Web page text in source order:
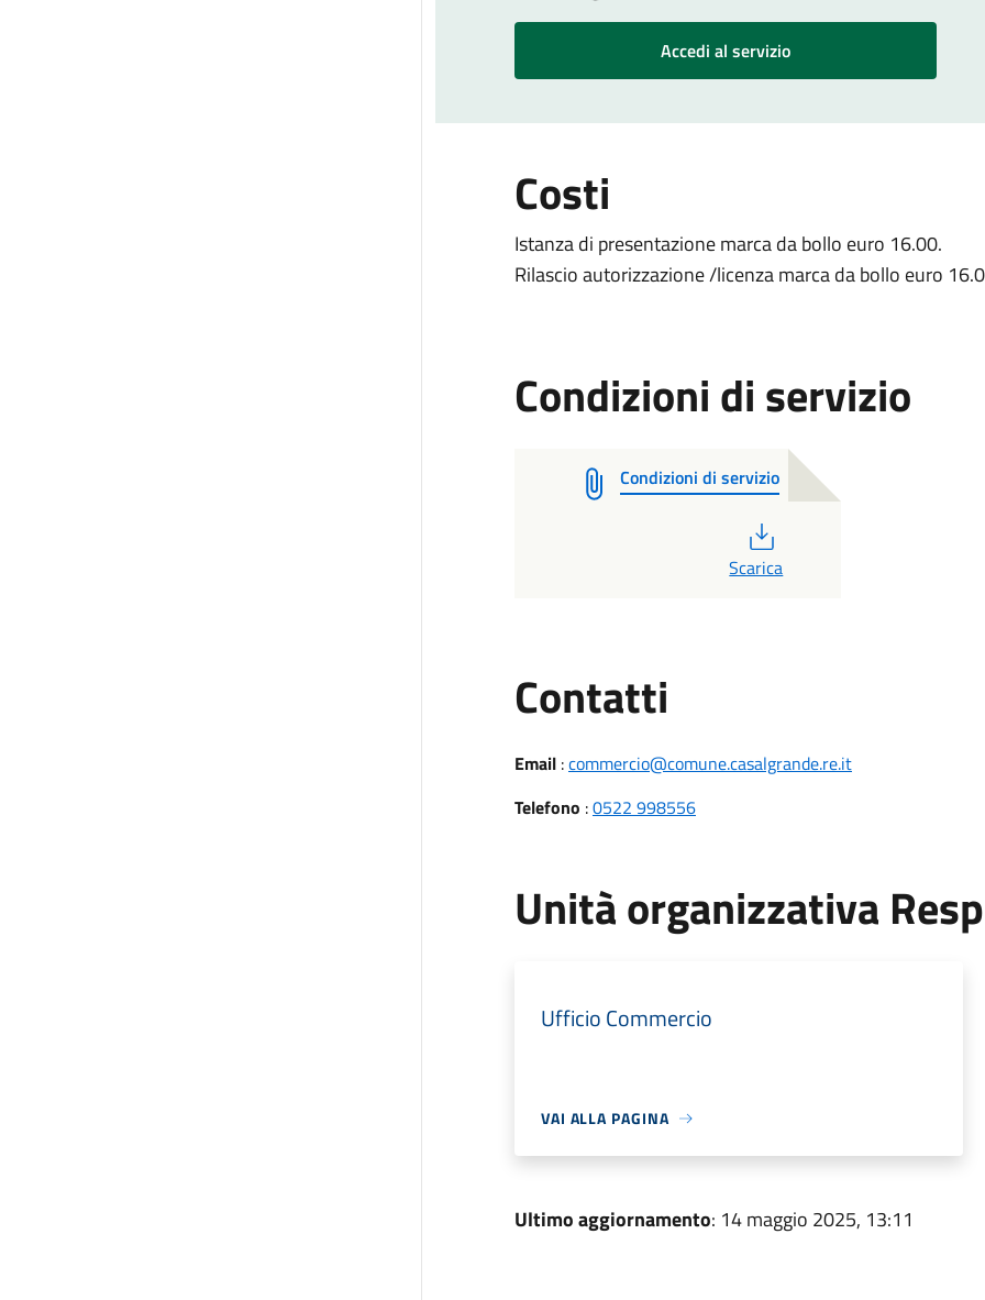
Accedi al servizio
Costi
Istanza di presentazione marca da bollo euro 16.00.
Rilascio autorizzazione /licenza marca da bollo euro
Condizioni di servizio
Condizioni di servizio
Scarica
Contatti
Email :commercio@comune.casalgrande.re.it
Telefono :0522 998556
Unità organizzativa
Ufficio Commercio
VAI ALLA PAGINA
Ultimo aggiornamento: 14 maggio 2025, 13:11